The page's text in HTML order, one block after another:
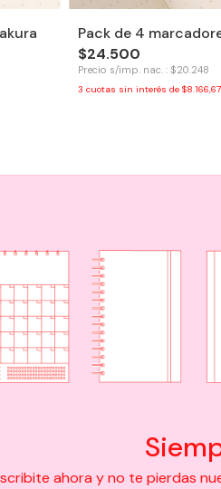
Pack de 4
$24.500
Precio s/imp. nac. : $20.248
3 cuotas sin interés de $8.166,67
ahora y no te pierdas